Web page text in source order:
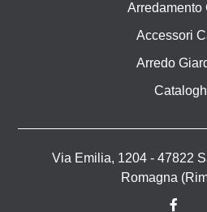
Arredamento
Accessori
Arredo
Via Emilia, 1204 - 47822
Romagna